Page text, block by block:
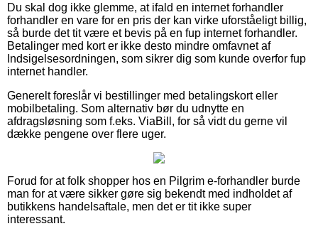
Du skal dog ikke glemme, at ifald en internet forhandler
forhandler en vare for en pris der kan virke uforståeligt billig,
så burde det tit være et bevis på en fup internet forhandler.
Betalinger med kort er ikke desto mindre omfavnet af
Indsigelsesordningen, som sikrer dig som kunde overfor fup
internet handler.
Generelt foreslår vi bestillinger med betalingskort eller
mobilbetaling. Som alternativ bør du udnytte en
afdragsløsning som f.eks. ViaBill, for så vidt du gerne vil
dække pengene over flere uger.
Forud for at folk shopper hos en Pilgrim e-forhandler burde
man for at være sikker gøre sig bekendt med indholdet af
butikkens handelsaftale, men det er tit ikke super
interessant.